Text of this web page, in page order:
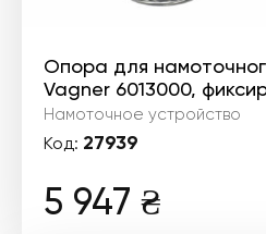
Опора для
Vagner 6013000,
Намоточное устройство
Код: 27939
5 947 ₴